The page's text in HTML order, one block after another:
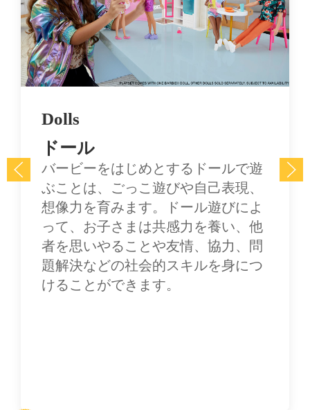
Dolls
ドール
バービーをはじめとするドールで遊
ぶことは、ごっこ遊びや自己表現、
想像力を育みます。ドール遊びによ
って、お子さまは共感力を養い、他
者を思いやることや友情、協力、問
題解決などの社会的スキルを身につ
けることができます。